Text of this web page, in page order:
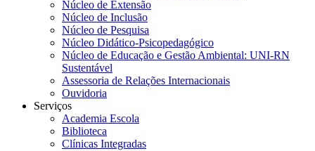
Núcleo de Extensão
Núcleo de Inclusão
Núcleo de Pesquisa
Núcleo Didático-Psicopedagógico
Núcleo de Educação e Gestão Ambiental: UNI-RN
Sustentável
Assessoria de Relações Internacionais
Ouvidoria
Serviços
Academia Escola
Biblioteca
Clínicas Integradas